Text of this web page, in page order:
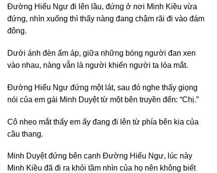
Đường Hiểu Ngư đi lên lầu, đứng ở nơi Minh Kiều vừa
đứng, nhìn xuống thì thấy nàng đang chậm rãi đi vào đám
đông.
Dưới ánh đèn ấm áp, giữa những bóng người đan xen
vào nhau, nàng vẫn là người khiến người ta lóa mắt.
Đường Hiểu Ngư đứng một lát, sau đó nghe thấy giọng
nói của em gái Minh Duyệt từ một bên truyền đến: “Chị.”
Cô nheo mắt thấy em ấy đang đi lên từ phía bên kia của
cầu thang.
Minh Duyệt đứng bên cạnh Đường Hiểu Ngư, lúc này
Minh Kiều đã đi ra khỏi tầm nhìn của họ nên không biết